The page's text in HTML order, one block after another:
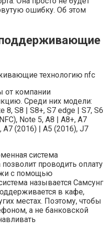
ошибку. Об этом
от компании
Среди них модели:
8, S8 | S8+, S7 edge | S7, S6
Note 5, A8 | A8+, A7
A7 (2016) | A5 (2016), J7
система
проводить оплату
с помощью
называется Самсунг
в кафе,
местах. Поэтому, чтобы
а не банковской